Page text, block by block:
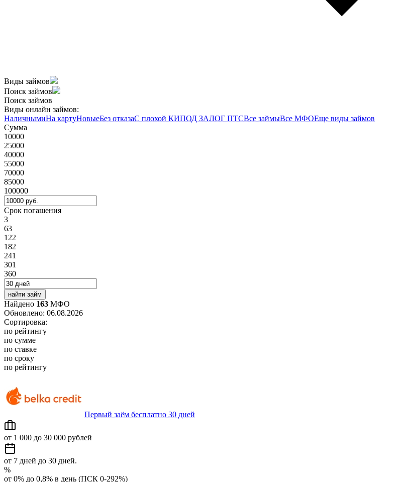
Виды займов
Поиск займов
Поиск займов
Виды онлайн займов:
НаличнымиНа картуНовыеБез отказаС плохой КИПОД ЗАЛОГ ПТСВсе займыВсе МФОЕще виды займов
Сумма
10000
25000
40000
55000
70000
85000
100000
Срок погашения
3
63
122
182
241
301
360
найти займ
Найдено 163 МФО
Обновлено: 06.08.2026
Сортировка:
по рейтингу
по сумме
по ставке
по сроку
по рейтингу
Первый заём бесплатно 30 дней
от 1 000 до 30 000 рублей
от 7 дней до 30 дней.
%
от 0% до 0,8% в день (ПСК 0-292%)